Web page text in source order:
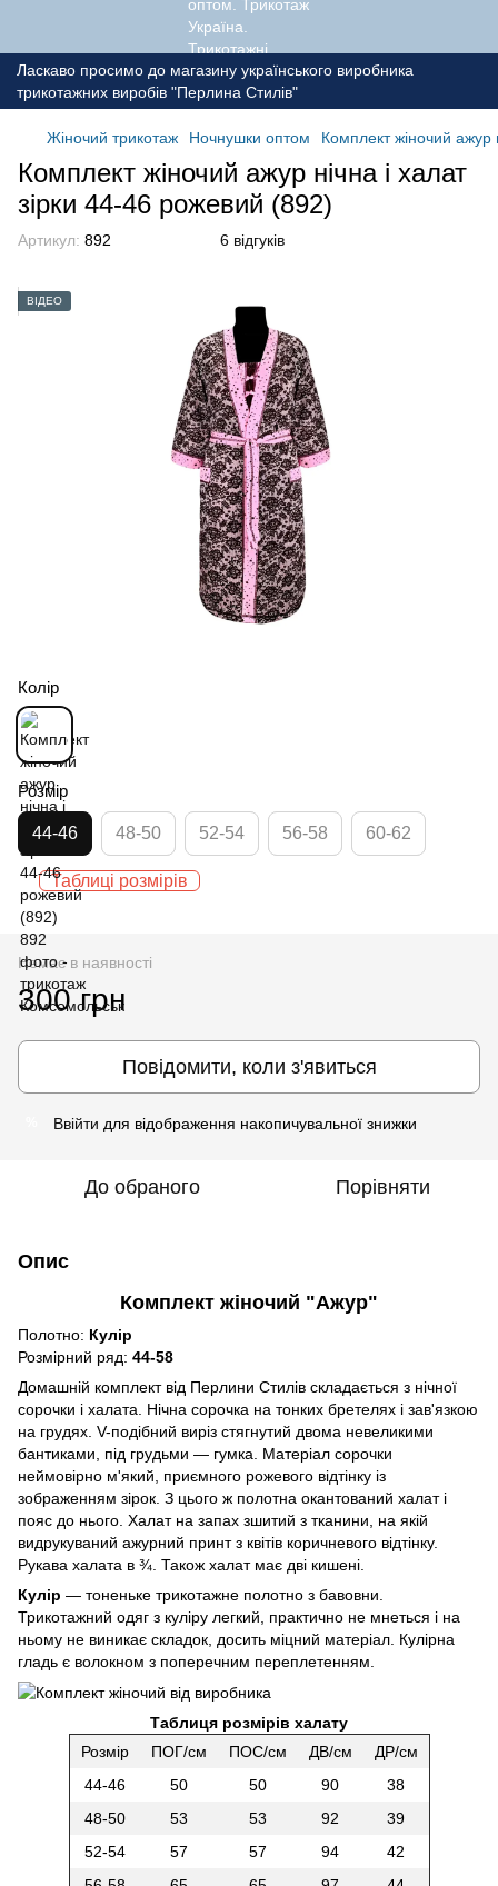
Ласкаво просимо до магазину українського виробника
трикотажних виробів "Перлина Стилів"
Жіночий трикотаж Ночнушки оптом Комплект жіночий ажур
Комплект жіночий ажур нічна і халат
зірки 44-46 рожевий (892)
Артикул: 892 6 відгуків
ВІДЕО
Колір
Розмір
44-46 48-50 52-54 56-58 60-62
Таблиці розмірів
Немає в наявності
300 грн
Повідомити, коли з'явиться
Ввійти для відображення накопичувальної знижки
До обраного Порівняти
Опис
Комплект жіночий "Ажур"
Полотно: Кулір
Розмірний ряд: 44-58
Домашній комплект від Перлини Стилів складається з нічної
сорочки і халата. Нічна сорочка на тонких бретелях і зав'язкою
на грудях. V-подібний виріз стягнутий двома невеликими
бантиками, під грудьми — гумка. Матеріал сорочки
неймовірно м'який, приємного рожевого відтінку із
зображенням зірок. З цього ж полотна окантований халат і
пояс до нього. Халат на запах зшитий з тканини, на якій
видрукуваний ажурний принт з квітів коричневого відтінку.
Рукава халата в ¾. Також халат має дві кишені.
Кулір — тоненьке трикотажне полотно з бавовни.
Трикотажний одяг з куліру легкий, практично не мнеться і на
ньому не виникає складок, досить міцний матеріал. Кулірна
гладь є волокном з поперечним переплетенням.
Таблиця розмірів халату
Розмір
ПОГ/см ПОС/см ДВ/см
ДР/см
44-46
50 50 90
38
48-50
53 53 92
39
52-54
57 57 94
42